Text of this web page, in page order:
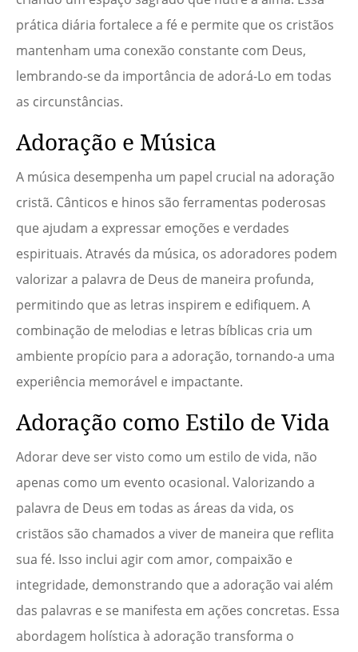
prática diária fortalece a fé e permite que os cristãos
mantenham uma conexão constante com Deus,
lembrando-se da importância de adorá-Lo em todas
as circunstâncias.
Adoração e Música
A música desempenha um papel crucial na adoração
cristã. Cânticos e hinos são ferramentas poderosas
que ajudam a expressar emoções e verdades
espirituais. Através da música, os adoradores podem
valorizar a palavra de Deus de maneira profunda,
permitindo que as letras inspirem e edifiquem. A
combinação de melodias e letras bíblicas cria um
ambiente propício para a adoração, tornando-a uma
experiência memorável e impactante.
Adoração como Estilo de Vida
Adorar deve ser visto como um estilo de vida, não
apenas como um evento ocasional. Valorizando a
palavra de Deus em todas as áreas da vida, os
cristãos são chamados a viver de maneira que reflita
sua fé. Isso inclui agir com amor, compaixão e
integridade, demonstrando que a adoração vai além
das palavras e se manifesta em ações concretas. Essa
abordagem holística à adoração transforma o